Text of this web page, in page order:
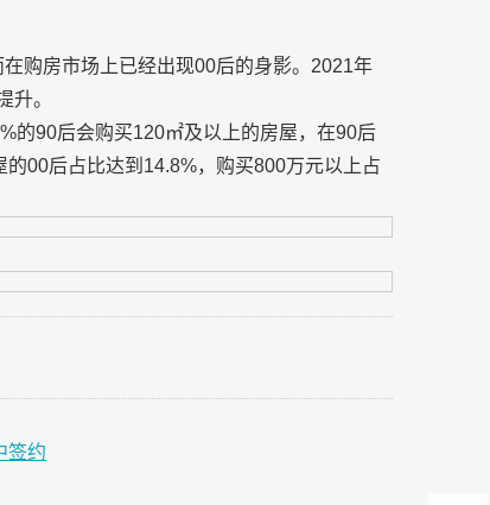
购房市场上已经出现00后的身影。2021年
升。
的90后会购买120㎡及以上的房屋，在90后
00后占比达到14.8%，购买800万元以上占
签约